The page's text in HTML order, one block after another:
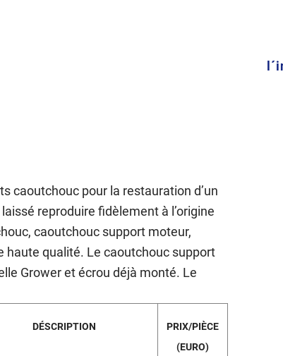
caoutchouc pour la restauration d’un
reproduire fidèlement à l’origine
caoutchouc support moteur,
haute qualité. Le caoutchouc support
Grower et écrou déjà monté. Le
DÉSCRIPTION
PRIX/PIÈCE
(EURO)